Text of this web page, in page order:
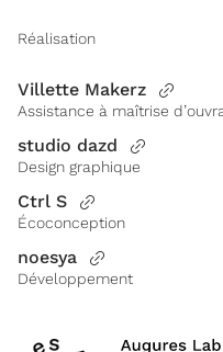
Réalisation
Villette Makerz
Assistance à maîtrise
studio dazd
Design graphique
Ctrl S
Écoconception
noesya
Développement